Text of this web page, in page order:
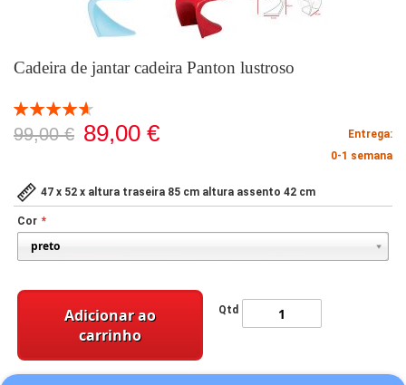
Cadeira de jantar cadeira Panton lustroso
Classificação:
93
% of 100
99,00 € 89,00 €
Entrega:
0-1 semana
47 x 52 x altura traseira 85 cm altura assento 42 cm
Cor
Qtd
Adicionar ao
carrinho